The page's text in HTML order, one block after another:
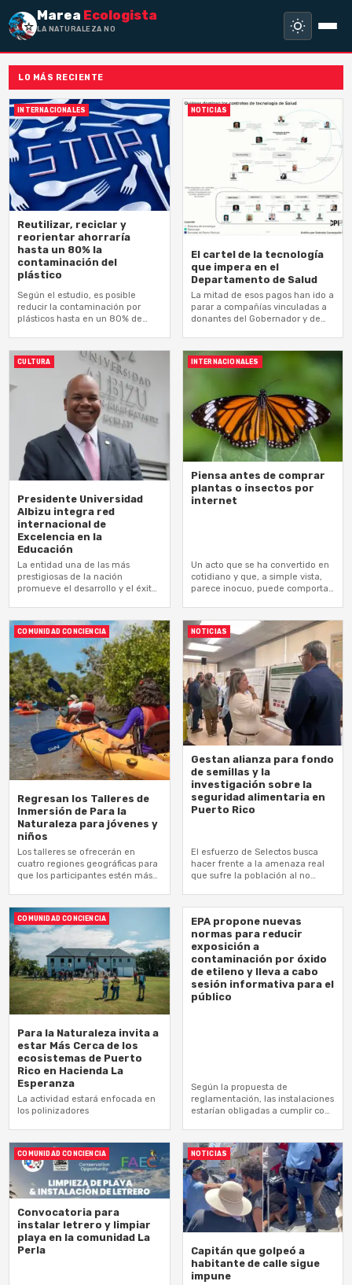
Marea Ecologista
LA NATURALEZA NO HA HECHO
LO MÁS RECIENTE
INTERNACIONALES
Reutilizar, reciclar y
reorientar ahorraría
hasta un 80% la
contaminación del
plástico
Según el estudio, es posible
reducir la contaminación por
plásticos hasta en un 80% de
NOTICIAS
El cartel de la tecnología
que impera en el
Departamento de Salud
La mitad de esos pagos han ido a
parar a compañías vinculadas a
donantes del Gobernador y de
CULTURA
Presidente Universidad
Albizu integra red
internacional de
Excelencia en la
Educación
La entidad una de las más
prestigiosas de la nación
promueve el desarrollo y el éxito
INTERNACIONALES
Piensa antes de comprar
plantas o insectos por
internet
Un acto que se ha convertido en
cotidiano y que, a simple vista,
parece inocuo, puede comportar
COMUNIDAD CONCIENCIA
Regresan los Talleres de
Inmersión de Para la
Naturaleza para jóvenes y
niños
Los talleres se ofrecerán en
cuatro regiones geográficas para
que los participantes estén más
NOTICIAS
Gestan alianza para fondo
de semillas y la
investigación sobre la
seguridad alimentaria en
Puerto Rico
El esfuerzo de Selectos busca
hacer frente a la amenaza real
que sufre la población al no
COMUNIDAD CONCIENCIA
Para la Naturaleza invita a
estar Más Cerca de los
ecosistemas de Puerto
Rico en Hacienda La
Esperanza
La actividad estará enfocada en
los polinizadores
EPA propone nuevas
normas para reducir
exposición a
contaminación por óxido
de etileno y lleva a cabo
sesión informativa para el
público
Según la propuesta de
reglamentación, las instalaciones
estarían obligadas a cumplir con
esterilizadores comerciales en…
COMUNIDAD CONCIENCIA
Convocatoria para
instalar letrero y limpiar
playa en la comunidad La
Perla
NOTICIAS
Capitán que golpeó a
habitante de calle sigue
impune